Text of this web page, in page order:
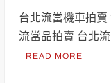
台北流當機車拍賣
流當品拍賣 台北
READ MORE